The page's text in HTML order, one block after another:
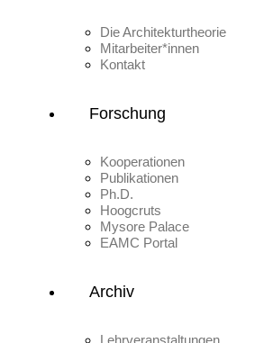
Die Architekturtheorie
Mitarbeiter*innen
Kontakt
Forschung
Kooperationen
Publikationen
Ph.D.
Hoogcruts
Mysore Palace
EAMC Portal
Archiv
Lehrveranstaltungen